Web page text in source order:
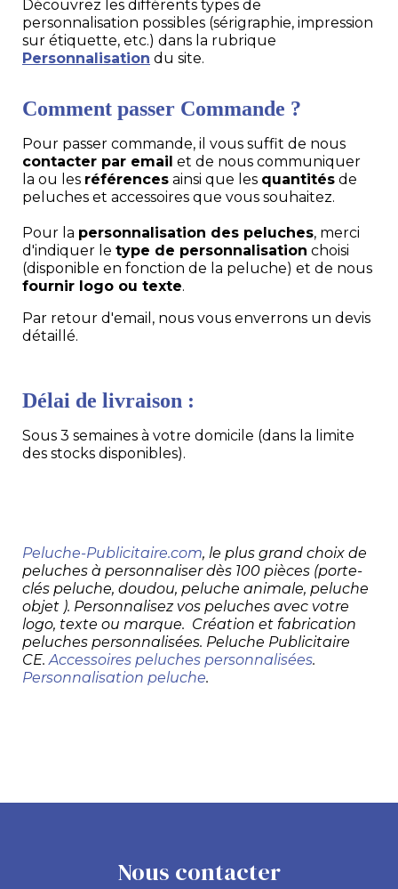
Découvrez les différents types de
personnalisation possibles (sérigraphie, impression
sur étiquette, etc.) dans la rubrique
Personnalisation du site.
Comment passer Commande ?
Pour passer commande, il vous suffit de nous
contacter par email et de nous communiquer
la ou les références ainsi que les quantités de
peluches et accessoires que vous souhaitez.
Pour la personnalisation des peluches, merci
d'indiquer le type de personnalisation choisi
(disponible en fonction de la peluche) et de nous
fournir logo ou texte.
Par retour d'email, nous vous enverrons un devis
détaillé.
Délai de livraison :
Sous 3 semaines à votre domicile (dans la limite
des stocks disponibles).
Peluche-Publicitaire.com, le plus grand choix de
peluches à personnaliser dès 100 pièces (porte-
clés peluche, doudou, peluche animale, peluche
objet ). Personnalisez vos peluches avec votre
logo, texte ou marque. Création et fabrication
peluches personnalisées. Peluche Publicitaire
CE. Accessoires peluches personnalisées.
Personnalisation peluche.
Nous contacter